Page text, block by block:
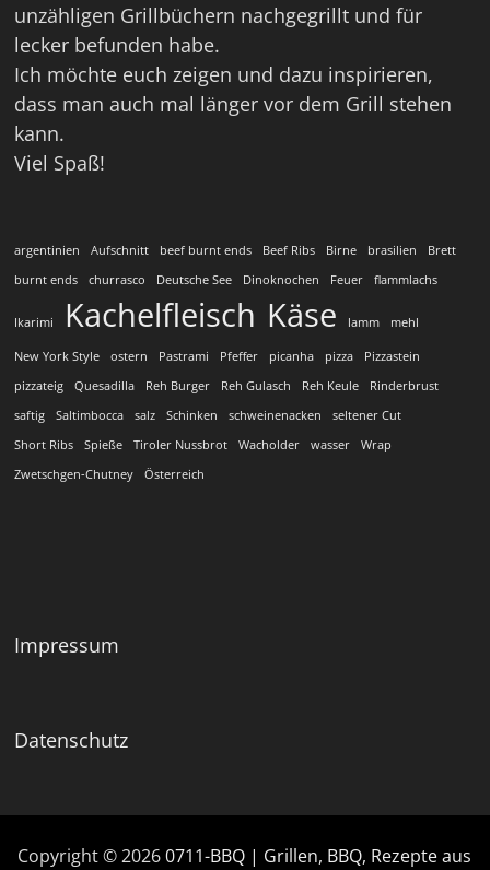
unzähligen Grillbüchern nachgegrillt und für
lecker befunden habe.
Ich möchte euch zeigen und dazu inspirieren,
dass man auch mal länger vor dem Grill stehen
kann.
Viel Spaß!
argentinien Aufschnitt beef burnt ends Beef Ribs Birne brasilien
Brett
burnt ends
churrasco Deutsche See Dinoknochen Feuer flammlachs
Ikarimi Kachelfleisch Käse lamm mehl
New York Style ostern Pastrami Pfeffer picanha pizza
Pizzastein
pizzateig
Quesadilla Reh Burger Reh Gulasch Reh Keule
Rinderbrust
saftig
Saltimbocca salz Schinken schweinenacken
seltener Cut
Short Ribs
Spieße Tiroler Nussbrot Wacholder wasser
Wrap
Zwetschgen-Chutney
Österreich
Impressum
Datenschutz
Copyright © 20260711-BBQ | Grillen, BBQ, Rezepte aus